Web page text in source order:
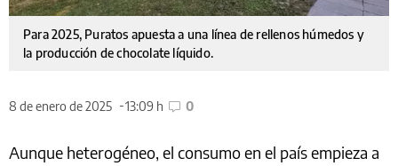
Para 2025, Puratos apuesta a una línea de rellenos húmedos y
la producción de chocolate líquido.
8 de enero de 2025 13:09 h 0
Aunque heterogéneo, el consumo en el país empieza a